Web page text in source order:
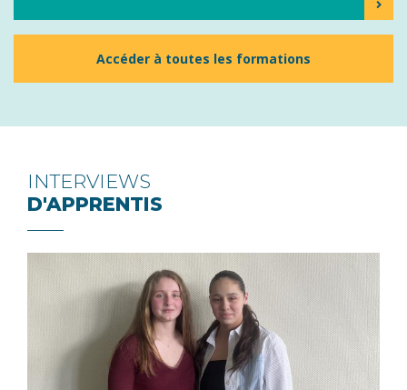
Accéder à toutes les formations
INTERVIEWS
D'APPRENTIS